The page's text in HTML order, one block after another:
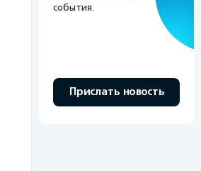
события.
Прислать новость